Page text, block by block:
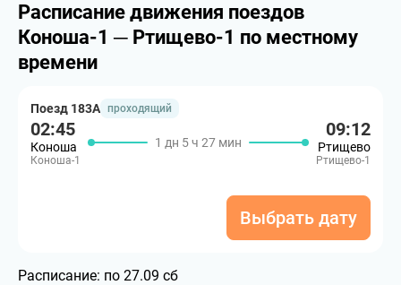
Расписание движения поездов
Коноша-1 ─ Ртищево-1 по местному
времени
Поезд 183А проходящий
02:45
Коноша
Коноша-1
1 дн 5 ч 27 мин
09:12
Ртищево
Ртищево-1
Выбрать дату
Расписание: по 27.09 сб